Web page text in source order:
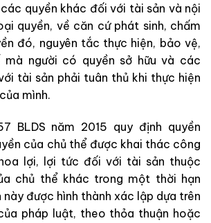
quyền khác đối với tài sản và nội
quyền, về căn cứ phát sinh, chấm
đó, nguyên tắc thực hiện, bảo vệ,
người có quyền sở hữu và các
tài sản phải tuân thủ khi thực hiện
mình.
BLDS năm 2015 quy định quyền
của chủ thể được khai thác công
lợi, lợi tức đối với tài sản thuộc
chủ thể khác trong một thời hạn
này được hình thành xác lập dựa trên
pháp luật, theo thỏa thuận hoặc